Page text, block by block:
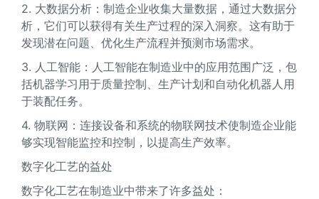
2. 大数据分析：制造企业收集大量数据，通过大数据分
析，它们可以获得有关生产过程的深入洞察。这有助于
发现潜在问题、优化生产流程并预测市场需求。
3. 人工智能：人工智能在制造业中的应用范围广泛，包
括机器学习用于质量控制、生产计划和自动化机器人用
于装配任务。
4. 物联网：连接设备和系统的物联网技术使制造企业能
够实现智能监控和控制，以提高生产效率。
数字化工艺的益处
数字化工艺在制造业中带来了许多益处：